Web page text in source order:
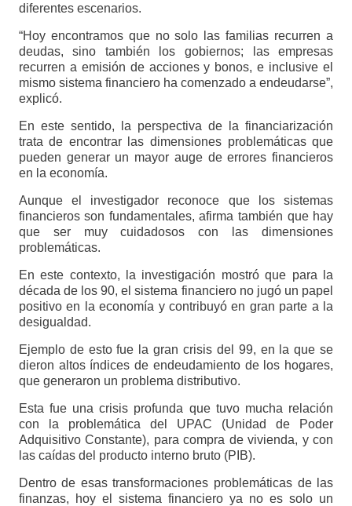
diferentes escenarios.
“Hoy encontramos que no solo las familias recurren a
deudas, sino también los gobiernos; las empresas
recurren a emisión de acciones y bonos, e inclusive el
mismo sistema financiero ha comenzado a endeudarse”,
explicó.
En este sentido, la perspectiva de la financiarización
trata de encontrar las dimensiones problemáticas que
pueden generar un mayor auge de errores financieros
en la economía.
Aunque el investigador reconoce que los sistemas
financieros son fundamentales, afirma también que hay
que ser muy cuidadosos con las dimensiones
problemáticas.
En este contexto, la investigación mostró que para la
década de los 90, el sistema financiero no jugó un papel
positivo en la economía y contribuyó en gran parte a la
desigualdad.
Ejemplo de esto fue la gran crisis del 99, en la que se
dieron altos índices de endeudamiento de los hogares,
que generaron un problema distributivo.
Esta fue una crisis profunda que tuvo mucha relación
con la problemática del UPAC (Unidad de Poder
Adquisitivo Constante), para compra de vivienda, y con
las caídas del producto interno bruto (PIB).
Dentro de esas transformaciones problemáticas de las
finanzas, hoy el sistema financiero ya no es solo un